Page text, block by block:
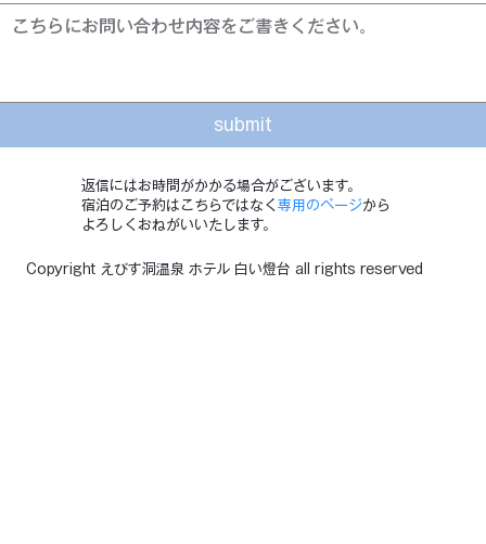
submit
​返信にはお時間がかかる場合がございます。
宿泊のご予約はこちらではなく専用のページから
よろしくおねがいいたします。
Copyright えびす洞温泉 ホテル 白い燈台 all rights reserved